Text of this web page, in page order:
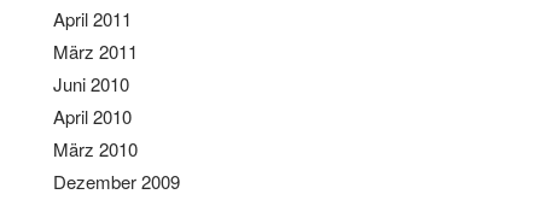
April 2011
März 2011
Juni 2010
April 2010
März 2010
Dezember 2009